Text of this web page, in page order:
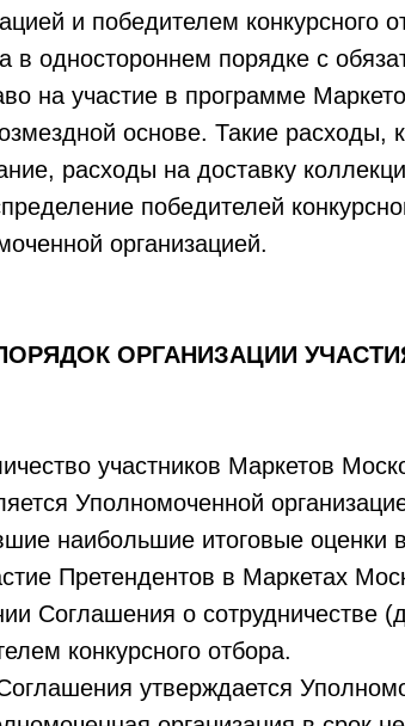
и победителем конкурсного
в одностороннем порядке с
на участие в программе
основе. Такие расходы,
расходы на доставку
победителей
организацией.
ОРГАНИЗАЦИИ
участников Маркетов
Уполномоченной
наибольшие итоговые оценки
Претендентов в Маркетах
Соглашения о сотрудничестве
конкурсного отбора.
утверждается